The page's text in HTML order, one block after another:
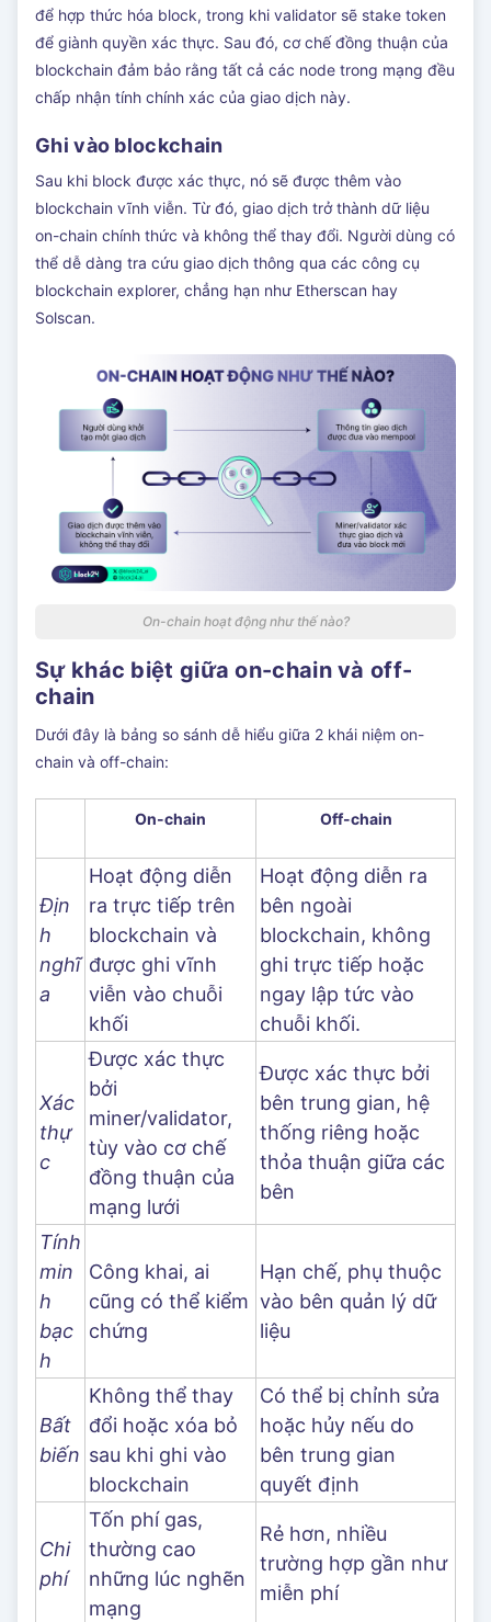
để hợp thức hóa block, trong khi validator sẽ stake token
để giành quyền xác thực. Sau đó, cơ chế đồng thuận của
blockchain đảm bảo rằng tất cả các node trong mạng đều
chấp nhận tính chính xác của giao dịch này.
Ghi vào blockchain
Sau khi block được xác thực, nó sẽ được thêm vào
blockchain vĩnh viễn. Từ đó, giao dịch trở thành dữ liệu
on-chain chính thức và không thể thay đổi. Người dùng có
thể dễ dàng tra cứu giao dịch thông qua các công cụ
blockchain explorer, chẳng hạn như Etherscan hay
Solscan.
On-chain hoạt động như thế nào?
Sự khác biệt giữa on-chain và off-
chain
Dưới đây là bảng so sánh dễ hiểu giữa 2 khái niệm on-
chain và off-chain:
On-chain Off-chain
Địn
h
nghĩ
a
Hoạt động diễn
ra trực tiếp trên
blockchain và
được ghi vĩnh
viễn vào chuỗi
khối
Hoạt động diễn ra
bên ngoài
blockchain, không
ghi trực tiếp hoặc
ngay lập tức vào
chuỗi khối.
Xác
thự
c
Được xác thực
bởi
miner/validator,
tùy vào cơ chế
đồng thuận của
mạng lưới
Được xác thực bởi
bên trung gian, hệ
thống riêng hoặc
thỏa thuận giữa các
bên
Tính
min
h
bạc
h
Công khai, ai
cũng có thể kiểm
chứng
Hạn chế, phụ thuộc
vào bên quản lý dữ
liệu
Bất
biến
Không thể thay
đổi hoặc xóa bỏ
sau khi ghi vào
blockchain
Có thể bị chỉnh sửa
hoặc hủy nếu do
bên trung gian
quyết định
Chi
phí
Tốn phí gas,
thường cao
những lúc nghẽn
mạng
Rẻ hơn, nhiều
trường hợp gần như
miễn phí